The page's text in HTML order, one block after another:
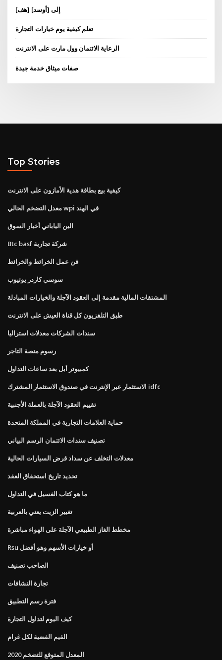
[هف] إلى [أوسد]
تعلم كيفية يوم خيارات التجارة
الرعاية الائتمان وول مارت على الانترنت
صفات ميثاق خدمة جيدة
Top Stories
كيفية بيع بطاقة هدية الأمازون على الانترنت
معدل التضخم الحالي wpi في الهند
الين الياباني أخبار السوق
Btc basf شركة تجارية
فن عمل الخرائط والخرائط
سوسي كاردر يوتيوب
المشتقات المالية مقدمة إلى العقود الآجلة والخيارات المبادلة
طبق التلفزيون كل قناة العيش على الانترنت
سندات الشركات معدلات استراليا
رسوم منصة التاجر
كمبيوتر أبل بعد ساعات التداول
الاستثمار عبر الإنترنت في صندوق الاستثمار المشترك idfc
تقييم العقود الآجلة بالعملة الأجنبية
حماية العلامات التجارية في المملكة المتحدة
تصنيف سندات الائتمان الرسم البياني
معدلات التخلف عن سداد قرض السيارات الحالية
تحديد تاريخ استحقاق العقد
ما هو كتاب الغسيل في التداول
تغيير الزيت يعني بالعربية
مخطط الغاز الطبيعي الآجلة على الهواء مباشرة
Rsu أو خيارات الأسهم وهو أفضل
الصاحب تصنيف
تجارة النشافات
فترة رسم التطبيق
كيف اليوم لتداول التجارة
القيم الفضية لكل غرام
المعدل المتوقع للتضخم 2020